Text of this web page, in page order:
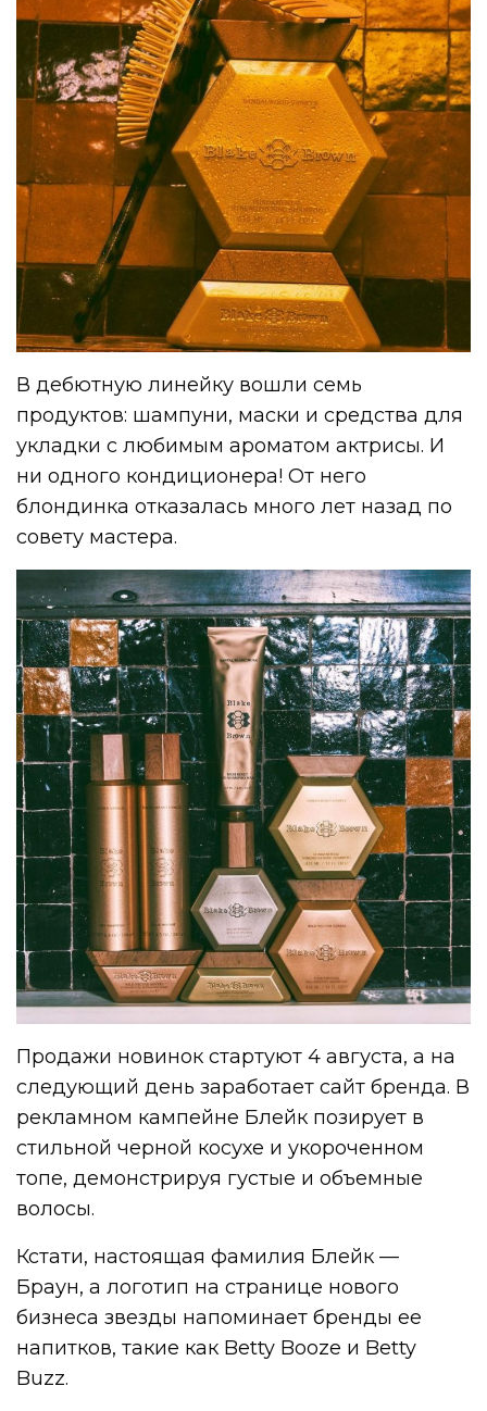
В дебютную линейку вошли семь
продуктов: шампуни, маски и средства для
укладки с любимым ароматом актрисы. И
ни одного кондиционера! От него
блондинка отказалась много лет назад по
совету мастера.
Продажи новинок стартуют 4 августа, а на
следующий день заработает сайт бренда. В
рекламном кампейне Блейк позирует в
стильной черной косухе и укороченном
топе, демонстрируя густые и объемные
волосы.
Кстати, настоящая фамилия Блейк —
Браун, а логотип на странице нового
бизнеса звезды напоминает бренды ее
напитков, такие как Betty Booze и Betty
Buzz.